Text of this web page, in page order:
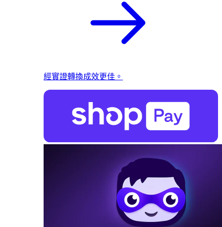
經實證轉換成效更佳。